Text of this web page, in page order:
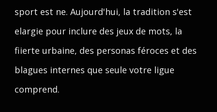
sport est ne. Aujourd'hui, la tradition s'est
elargie pour inclure des jeux de mots, la
fiierte urbaine, des personas féroces et des
blagues internes que seule votre ligue
comprend.